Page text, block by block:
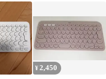
¥2,450